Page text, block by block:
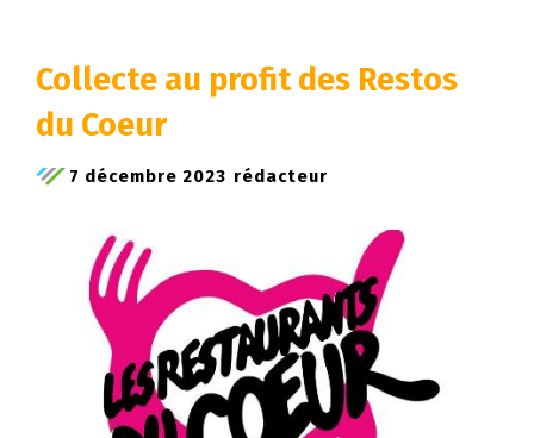
Collecte au profit des Restos
du Coeur
7 décembre 2023 rédacteur